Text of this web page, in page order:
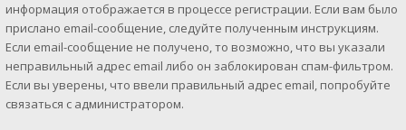
информация отображается в процессе регистрации. Если вам было
прислано email-сообщение, следуйте полученным инструкциям.
Если email-сообщение не получено, то возможно, что вы указали
неправильный адрес email либо он заблокирован спам-фильтром.
Если вы уверены, что ввели правильный адрес email, попробуйте
связаться с администратором.